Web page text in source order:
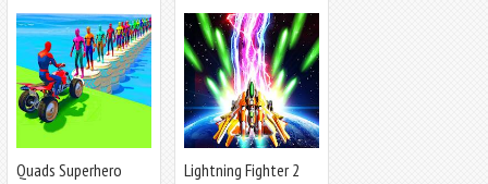
Quads Superhero
Lightning Fighter 2